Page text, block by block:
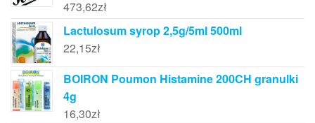
473,62zł
Lactulosum syrop 2,5g/5ml 500ml
22,15zł
BOIRON Poumon Histamine 200CH granulki
4g
16,30zł